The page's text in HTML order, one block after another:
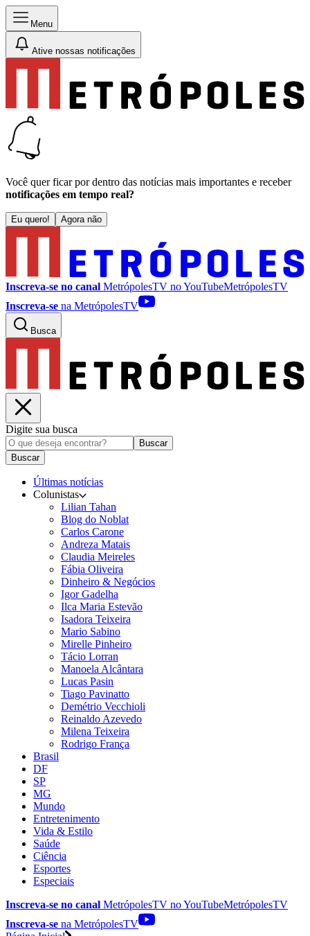
Menu
Ative nossas notificações
Você quer ficar por dentro das notícias mais importantes e receber
notificações em tempo real?
Eu quero! Agora não
Inscreva-se no canal MetrópolesTV noYouTubeMetrópolesTV
Inscreva-se na MetrópolesTV
Busca
Digite sua busca
Buscar
Buscar
Últimas notícias
Colunistas
Lilian Tahan
Blog do Noblat
Carlos Carone
Andreza Matais
Claudia Meireles
Fábia Oliveira
Dinheiro & Negócios
Igor Gadelha
Ilca Maria Estevão
Isadora Teixeira
Mario Sabino
Mirelle Pinheiro
Tácio Lorran
Manoela Alcântara
Lucas Pasin
Tiago Pavinatto
Demétrio Vecchioli
Reinaldo Azevedo
Milena Teixeira
Rodrigo França
Brasil
DF
SP
MG
Mundo
Entretenimento
Vida & Estilo
Saúde
Ciência
Esportes
Especiais
Inscreva-se no canal MetrópolesTV noYouTubeMetrópolesTV
Inscreva-se na MetrópolesTV